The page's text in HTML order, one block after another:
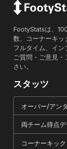
FootyStatsは、
数、コーナーキ
フルタイム、イン
ご質問・ご意見
さい。
スタッツ
オーバー/アン
両チーム得点デ
コーナーキック